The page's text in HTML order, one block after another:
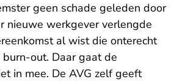
geen schade geleden door
nieuwe werkgever verlengde
al wist die onterecht
out. Daar gaat de
in mee. De AVG zelf geeft